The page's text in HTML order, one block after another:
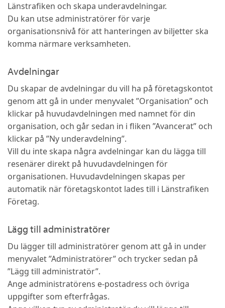
Länstrafiken och skapa underavdelningar.
Du kan utse administratörer för varje
organisationsnivå för att hanteringen av biljetter ska
komma närmare verksamheten.
Avdelningar
Du skapar de avdelningar du vill ha på företagskontot
genom att gå in under menyvalet ”Organisation” och
klickar på huvudavdelningen med namnet för din
organisation, och går sedan in i fliken ”Avancerat” och
klickar på ”Ny underavdelning”.
Vill du inte skapa några avdelningar kan du lägga till
resenärer direkt på huvudavdelningen för
organisationen. Huvudavdelningen skapas per
automatik när företagskontot lades till i Länstrafiken
Företag.
Lägg till administratörer
Du lägger till administratörer genom att gå in under
menyvalet ”Administratörer” och trycker sedan på
”Lägg till administratör”.
Ange administratörens e-postadress och övriga
uppgifter som efterfrågas.